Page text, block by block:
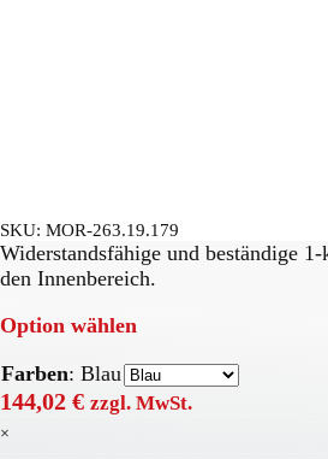
SKU: MOR-263.19.179
Widerstandsfähige und beständige
den Innenbereich.
Option wählen
Farben: Blau
144,02 € zzgl. MwSt.
×